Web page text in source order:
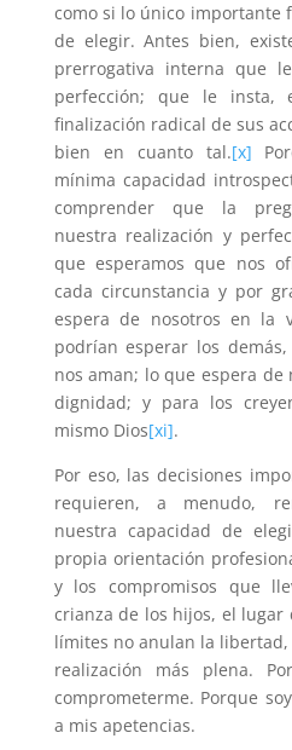
como si lo único importante
de elegir. Antes bien,
prerrogativa interna que
perfección; que le insta,
finalización radical de sus
bien en cuanto tal.[x]
mínima capacidad
comprender que la
nuestra realización y
que esperamos que nos
cada circunstancia y por
espera de nosotros en la
podrían esperar los
nos aman; lo que espera
dignidad; y para los
mismo Dios[xi].
Por eso, las decisiones
requieren, a menudo,
nuestra capacidad de
propia orientación
y los compromisos que
crianza de los hijos, el lugar
límites no anulan la
realización más plena.
comprometerme. Porque
a mis apetencias.